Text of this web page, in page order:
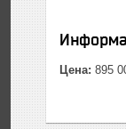
Цена: 895